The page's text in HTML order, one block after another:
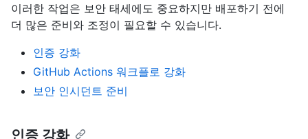
이러한 작업은 보안 태세에도 중요하지만 배포하기 전에
더 많은 준비와 조정이 필요할 수 있습니다.
인증 강화
GitHub Actions 워크플로 강화
보안 인시던트 준비
인증 강화